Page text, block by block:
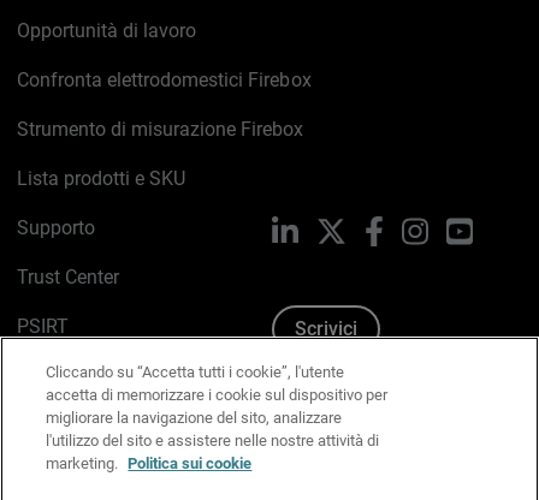
Opportunità di lavoro
Confronta elettrodomestici Firebox
Strumento di misurazione Firebox
Lista prodotti e SKU
Supporto
Trust Center
PSIRT
Politica sui cookie
Informativa sulla privacy
Kit Media & Brand
LinkedIn FacebookInstagram
Scrivici
Cliccando su “Accetta tutti i cookie”, l'utente
accetta di memorizzare i cookie sul dispositivo per
migliorare la navigazione del sito, analizzare
l'utilizzo del sito e assistere nelle nostre attività di
marketing. Politica sui cookie